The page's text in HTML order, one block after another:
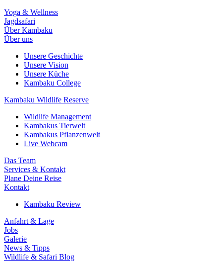
Yoga & Wellness
Jagdsafari
Über Kambaku
Über uns
Unsere Geschichte
Unsere Vision
Unsere Küche
Kambaku College
Kambaku Wildlife Reserve
Wildlife Management
Kambakus Tierwelt
Kambakus Pflanzenwelt
Live Webcam
Das Team
Services & Kontakt
Plane Deine Reise
Kontakt
Kambaku Review
Anfahrt & Lage
Jobs
Galerie
News & Tipps
Wildlife & Safari Blog